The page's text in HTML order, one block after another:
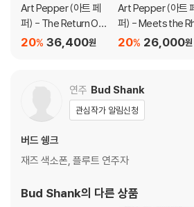
※ 컬러 디스크
아래에 해당하는 경우는 불량이 아니므로 개
2) 컬러 디스크의 특성상 제작 공정시 앨범마
있습니다.
등이 발생할 수 있습니다.
1) 불량으로 인한 반품/교환 요청 시에는 불량
Art Pepper (아트 페
퍼) - The Return Of
Art Pepper [LP]
36,400원
20%
Art Pepper (아트
퍼) - Meets the
thm Section/The M
26,000원
20%
연주 Bud Shank
관심작가 알림신청
버드 쉥크
재즈 색소폰, 플루트 연주자
Bud Shank의 다른 상품